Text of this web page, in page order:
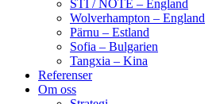
STI / NOTE – England
Wolverhampton – England
Pärnu – Estland
Sofia – Bulgarien
Tangxia – Kina
Referenser
Om oss